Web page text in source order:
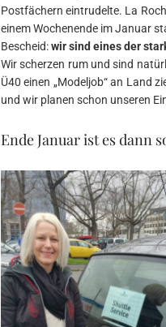
Postfächern eintrudelte. La
einem Wochenende im Januar
Bescheid:wir sind eines der
Wir scherzen rum und sind
Ü40 einen „Modeljob“ an Land
und wir planen schon unseren
Ende Januar ist es dann